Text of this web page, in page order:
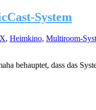
System
, Heimkino, Multiroom-
behauptet, dass das